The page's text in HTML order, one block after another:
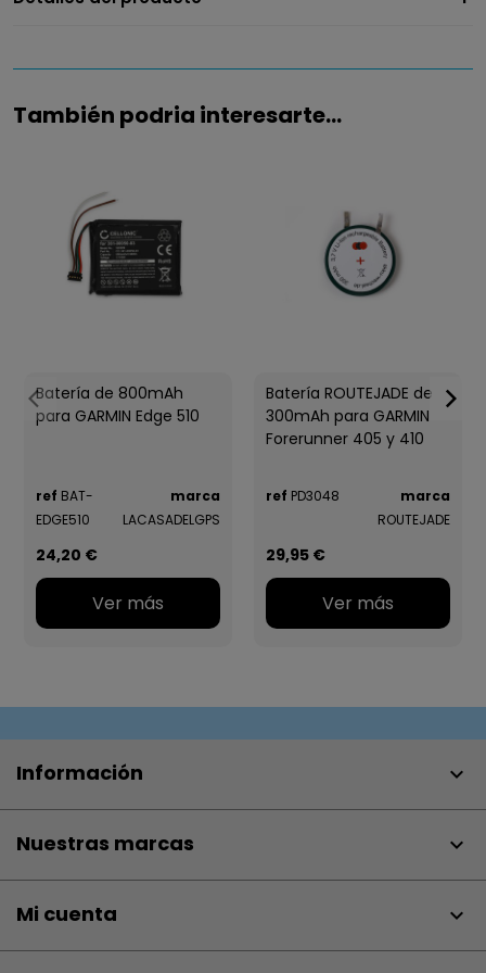
También podria interesarte...
Batería de 800mAh
para GARMIN Edge 510
ref BAT-
EDGE510
marca
LACASADELGPS
24,20 €
Ver más
Batería ROUTEJADE de
300mAh para GARMIN
Forerunner 405 y 410
ref PD3048
marca
ROUTEJADE
29,95 €
Ver más
Información 
Nuestras marcas 
Mi cuenta 